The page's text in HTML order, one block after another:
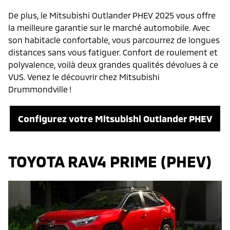
De plus, le Mitsubishi Outlander PHEV 2025 vous offre
la meilleure garantie sur le marché automobile. Avec
son habitacle confortable, vous parcourrez de longues
distances sans vous fatiguer. Confort de roulement et
polyvalence, voilà deux grandes qualités dévolues à ce
VUS. Venez le découvrir chez Mitsubishi
Drummondville !
Configurez votre Mitsubishi Outlander PHEV
TOYOTA RAV4 PRIME (PHEV)